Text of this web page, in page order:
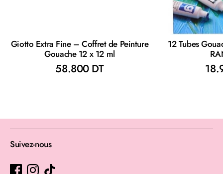
Giotto Extra Fine – Coffret de Peinture
Gouache 12 x 12 ml
58.800 DT
12 Tubes
Suivez-nous